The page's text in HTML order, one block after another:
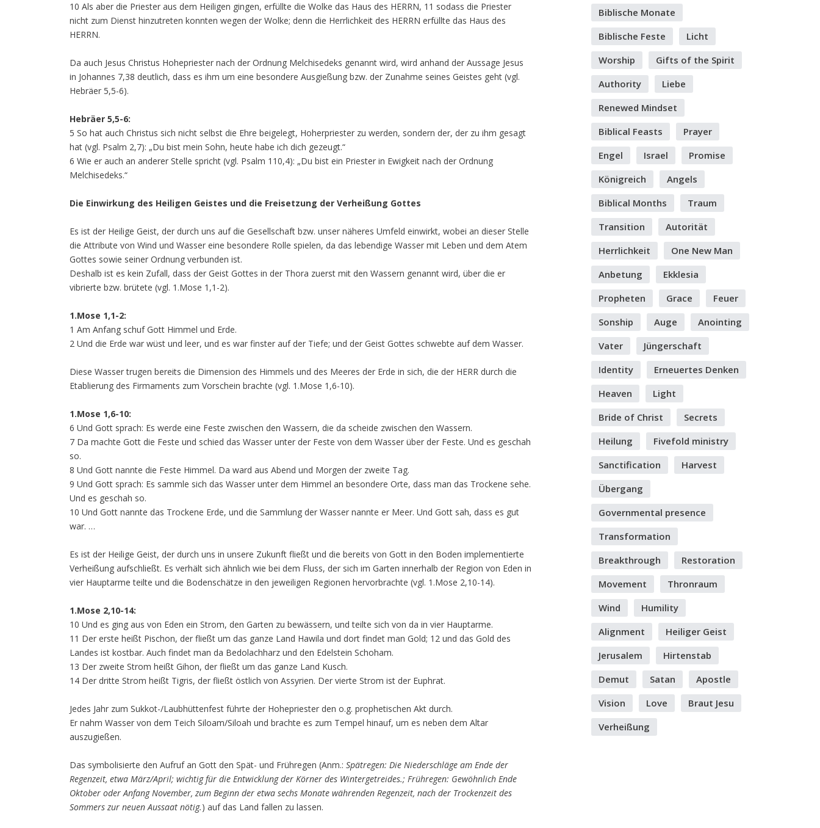
10 Als aber die Priester aus dem Heiligen gingen, erfüllte die Wolke das Haus des HERRN, 11 sodass die Priester
nicht zum Dienst hinzutreten konnten wegen der Wolke; denn die Herrlichkeit des HERRN erfüllte das Haus des
HERRN.
Da auch Jesus Christus Hohepriester nach der Ordnung Melchisedeks genannt wird, wird anhand der Aussage Jesus
in Johannes 7,38 deutlich, dass es ihm um eine besondere Ausgießung bzw. der Zunahme seines Geistes geht (vgl.
Hebräer 5,5-6).
Hebräer 5,5-6:
5 So hat auch Christus sich nicht selbst die Ehre beigelegt, Hoherpriester zu werden, sondern der, der zu ihm gesagt
hat (vgl. Psalm 2,7): „Du bist mein Sohn, heute habe ich dich gezeugt.“
6 Wie er auch an anderer Stelle spricht (vgl. Psalm 110,4): „Du bist ein Priester in Ewigkeit nach der Ordnung
Melchisedeks.“
Die Einwirkung des Heiligen Geistes und die Freisetzung der Verheißung Gottes
Es ist der Heilige Geist, der durch uns auf die Gesellschaft bzw. unser näheres Umfeld einwirkt, wobei an dieser Stelle
die Attribute von Wind und Wasser eine besondere Rolle spielen, da das lebendige Wasser mit Leben und dem Atem
Gottes sowie seiner Ordnung verbunden ist.
Deshalb ist es kein Zufall, dass der Geist Gottes in der Thora zuerst mit den Wassern genannt wird, über die er
vibrierte bzw. brütete (vgl. 1.Mose 1,1-2).
1.Mose 1,1-2:
1 Am Anfang schuf Gott Himmel und Erde.
2 Und die Erde war wüst und leer, und es war finster auf der Tiefe; und der Geist Gottes schwebte auf dem Wasser.
Diese Wasser trugen bereits die Dimension des Himmels und des Meeres der Erde in sich, die der HERR durch die
Etablierung des Firmaments zum Vorschein brachte (vgl. 1.Mose 1,6-10).
1.Mose 1,6-10:
6 Und Gott sprach: Es werde eine Feste zwischen den Wassern, die da scheide zwischen den Wassern.
7 Da machte Gott die Feste und schied das Wasser unter der Feste von dem Wasser über der Feste. Und es geschah
so.
8 Und Gott nannte die Feste Himmel. Da ward aus Abend und Morgen der zweite Tag.
9 Und Gott sprach: Es sammle sich das Wasser unter dem Himmel an besondere Orte, dass man das Trockene sehe.
Und es geschah so.
10 Und Gott nannte das Trockene Erde, und die Sammlung der Wasser nannte er Meer. Und Gott sah, dass es gut
war. …
Es ist der Heilige Geist, der durch uns in unsere Zukunft fließt und die bereits von Gott in den Boden implementierte
Verheißung aufschließt. Es verhält sich ähnlich wie bei dem Fluss, der sich im Garten innerhalb der Region von Eden in
vier Hauptarme teilte und die Bodenschätze in den jeweiligen Regionen hervorbrachte (vgl. 1.Mose 2,10-14).
1.Mose 2,10-14:
10 Und es ging aus von Eden ein Strom, den Garten zu bewässern, und teilte sich von da in vier Hauptarme.
11 Der erste heißt Pischon, der fließt um das ganze Land Hawila und dort findet man Gold; 12 und das Gold des
Landes ist kostbar. Auch findet man da Bedolachharz und den Edelstein Schoham.
13 Der zweite Strom heißt Gihon, der fließt um das ganze Land Kusch.
14 Der dritte Strom heißt Tigris, der fließt östlich von Assyrien. Der vierte Strom ist der Euphrat.
Jedes Jahr zum Sukkot-/Laubhüttenfest führte der Hohepriester den o.g. prophetischen Akt durch.
Er nahm Wasser von dem Teich Siloam/Siloah und brachte es zum Tempel hinauf, um es neben dem Altar
auszugießen.
Das symbolisierte den Aufruf an Gott den Spät- und Frühregen (Anm.: Spätregen: Die Niederschläge am Ende der
Regenzeit, etwa März/April; wichtig für die Entwicklung der Körner des Wintergetreides.; Frühregen: Gewöhnlich Ende
Oktober oder Anfang November, zum Beginn der etwa sechs Monate währenden Regenzeit, nach der Trockenzeit des
Sommers zur neuen Aussaat nötig.) auf das Land fallen zu lassen.
Biblische Monate
Biblische Feste
Licht
Worship
Gifts of the Spirit
Authority
Liebe
Renewed Mindset
Biblical Feasts
Prayer
Engel
Israel
Promise
Königreich
Angels
Biblical Months
Traum
Transition
Autorität
Herrlichkeit
One New Man
Anbetung
Ekklesia
Propheten
Grace
Feuer
Sonship
Auge
Anointing
Vater
Jüngerschaft
Identity
Erneuertes Denken
Heaven
Light
Bride of Christ
Secrets
Heilung
Fivefold ministry
Sanctification
Harvest
Übergang
Governmental presence
Transformation
Breakthrough
Restoration
Movement
Thronraum
Wind
Humility
Alignment
Heiliger Geist
Jerusalem
Hirtenstab
Demut
Satan
Apostle
Vision
Love
Braut Jesu
Verheißung